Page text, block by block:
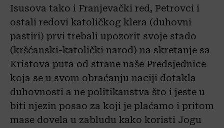
Isusova tako i Franjevački red, Petrovci i
ostali redovi katoličkog klera (duhovni
pastiri) prvi trebali upozorit svoje stado
(kršćanski-katolički narod) na skretanje sa
Kristova puta od strane naše Predsjednice
koja se u svom obraćanju naciji dotakla
duhovnosti a ne politikanstva što i jeste u
biti njezin posao za koji je plaćamo i pritom
mase dovela u zabludu kako koristi Jogu